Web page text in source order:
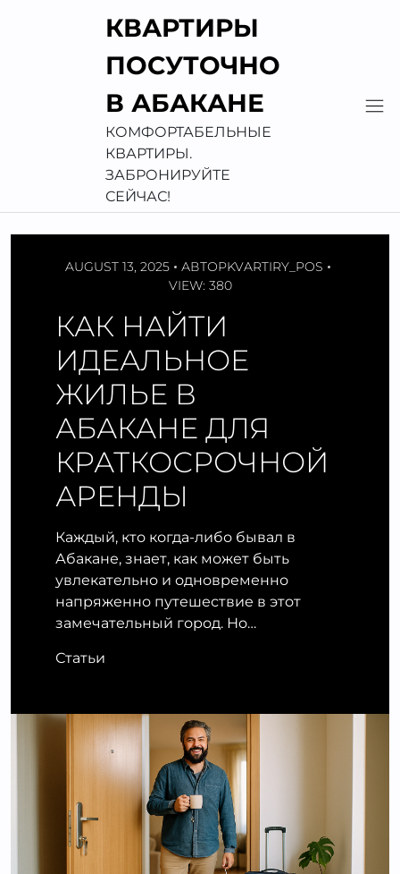
КВАРТИРЫ
ПОСУТОЧНО
В АБАКАНЕ
КОМФОРТАБЕЛЬНЫЕ
КВАРТИРЫ.
ЗАБРОНИРУЙТЕ
СЕЙЧАС!
AUGUST 13, 2025 АВТОРKVARTIRY_POS
VIEW: 380
КАК НАЙТИ
ИДЕАЛЬНОЕ
ЖИЛЬЕ В
АБАКАНЕ ДЛЯ
КРАТКОСРОЧНОЙ
АРЕНДЫ
Каждый, кто когда-либо бывал в
Абакане, знает, как может быть
увлекательно и одновременно
напряженно путешествие в этот
замечательный город. Но…
Статьи